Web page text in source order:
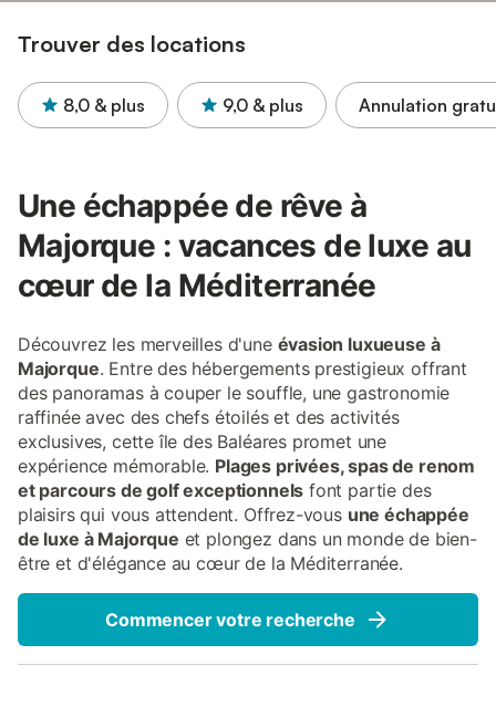
Trouver des locations
8,0 & plus 9,0 & plus Annulation
Une échappée de rêve à
Majorque : vacances de luxe au
cœur de la Méditerranée
Découvrez les merveilles d'une évasion luxueuse à
Majorque. Entre des hébergements prestigieux offrant
des panoramas à couper le souffle, une gastronomie
raffinée avec des chefs étoilés et des activités
exclusives, cette île des Baléares promet une
expérience mémorable. Plages privées, spas de renom
et parcours de golf exceptionnels font partie des
plaisirs qui vous attendent. Offrez-vous une échappée
de luxe à Majorque et plongez dans un monde de bien-
être et d'élégance au cœur de la Méditerranée.
Commencer votre recherche